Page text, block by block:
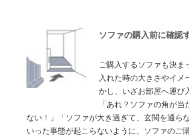
ソファの購入前に確認
ご購入するソファも決ま
入れた時の大きさやイメ
かし、いざお部屋へ運び
「あれ？ソファの角が当
ない！」「ソファが大き過ぎて、玄関を通ら
いった事態が起こらないように、ソファのご